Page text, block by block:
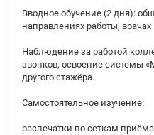
Вводное обучение (2 дня):
направлениях работы,
Наблюдение за работой
звонков, освоение системы
другого стажёра.
Самостоятельное изучение:
распечатки по сеткам